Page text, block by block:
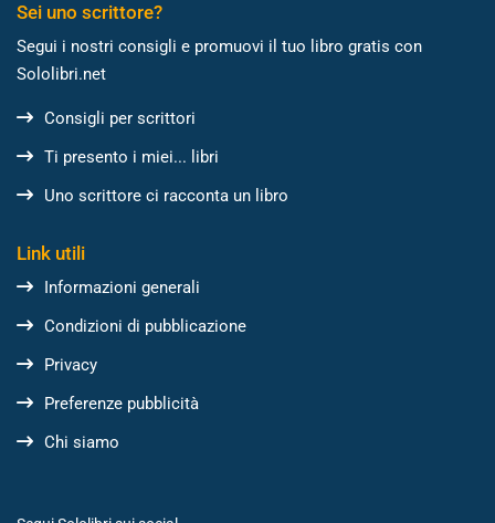
Sei uno scrittore?
Segui i nostri consigli e promuovi il tuo libro gratis con
Sololibri.net
Consigli per scrittori
Ti presento i miei... libri
Uno scrittore ci racconta un libro
Link utili
Informazioni generali
Condizioni di pubblicazione
Privacy
Preferenze pubblicità
Chi siamo